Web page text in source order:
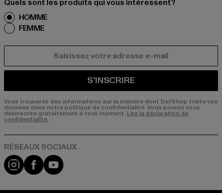
Quels sont les produits qui vous intéressent?
HOMME
FEMME
S'INSCRIRE
Vous trouverez des informations sur la manière dont DefShop traite vos
données dans notre politique de confidentialité. Vous pouvez vous
désinscrire gratuitement à tout moment. Lire la déclaration de
confidentialité.
Visit our Instagram page:
Visit our Facebook page:
Visit our YouTube channel: